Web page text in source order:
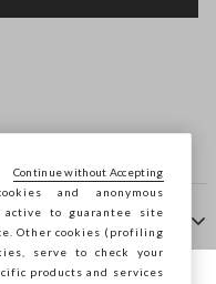
and anonymous
active to guarantee site
Other cookies (profiling
serve to check your
products and services
Continue without Accepting